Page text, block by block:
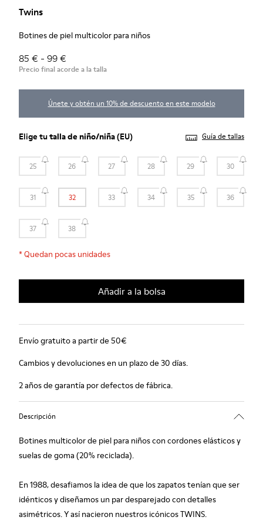
Twins
Botines de piel multicolor para niños
85 € - 99 €
Precio final acorde a la talla
Únete y obtén un 10% de descuento en este modelo
Elige tutalla de niño/niña(EU) Guía de tallas
25 26 27 28 29 30
31 32 33 34 35 36
37 38
*Quedan pocas unidades
Añadir a la bolsa
Envío gratuito a partir de 50€
Cambios y devoluciones en un plazo de 30 días.
2 años de garantía por defectos de fábrica.
Descripción
Botines multicolor de piel para niños con cordones elásticos y
suelas de goma (20% reciclada).
En 1988, desafiamos la idea de que los zapatos tenían que ser
idénticos y diseñamos un par desparejado con detalles
asimétricos. Y así nacieron nuestros icónicos TWINS.